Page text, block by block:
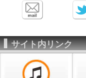
サイト内リンク